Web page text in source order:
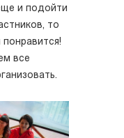
и подойти
то
все